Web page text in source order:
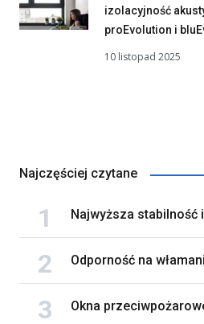
izolacyjność
proEvolution i
10 listopad 2025
Najczęściej czytane
Najwyższa stabilność
Odporność na
Okna